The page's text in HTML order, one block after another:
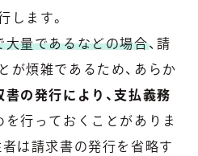
します。
大量であるなどの場合、請
が煩雑であるため、あらか
書の発行により、支払義務
を行っておくことがありま
者は請求書の発行を省略す